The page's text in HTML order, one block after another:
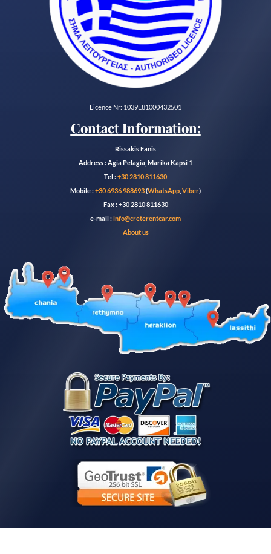
Licence Nr: 1039E81000432501
Contact Information:
Rissakis Fanis
Address : Agia Pelagia, Marika Kapsi 1
Tel :+30 2810 811630
Mobile :+30 6936 988693(WhatsApp Viber)
Fax : +30 2810 811630
e-mail :info@creterentcar.com
About us